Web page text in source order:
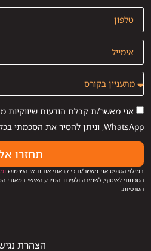
WhatsApp, וניתן להסיר את הסכמתי בכל עת.
תחזרו
במילוי הטופס אני מאשר/ת כי קראתי את תנאי השימוש ו
הסכמתי לאיסוף, לשמירה ולעיבוד המידע האישי
הפרטיות.
הצהרת